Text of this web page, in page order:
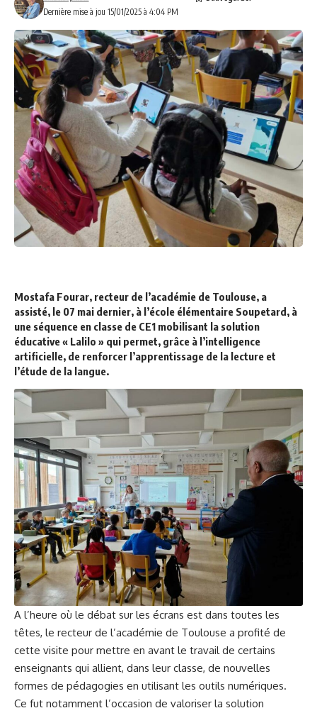
Dernière mise à jou 15/01/2025 à 4:04 PM
Mostafa Fourar, recteur de l’académie de Toulouse, a
assisté, le 07 mai dernier, à l’école élémentaire Soupetard, à
une séquence en classe de CE1 mobilisant la solution
éducative « Lalilo » qui permet, grâce à l’intelligence
artificielle, de renforcer l’apprentissage de la lecture et
l’étude de la langue.
A l’heure où le débat sur les écrans est dans toutes les
têtes, le recteur de l’académie de Toulouse a profité de
cette visite pour mettre en avant le travail de certains
enseignants qui allient, dans leur classe, de nouvelles
formes de pédagogies en utilisant les outils numériques.
Ce fut notamment l’occasion de valoriser la solution